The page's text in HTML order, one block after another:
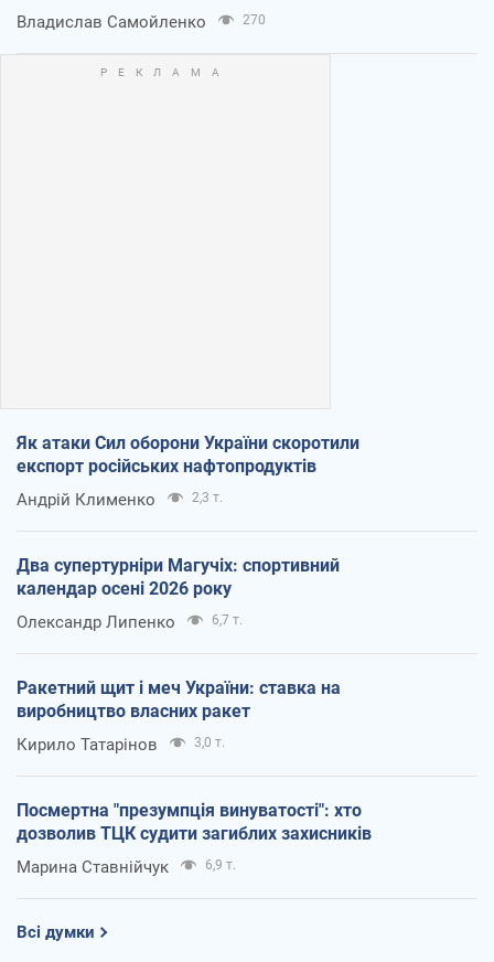
Владислав Самойленко 270
Як атаки Сил оборони України скоротили
експорт російських нафтопродуктів
Андрій Клименко 2,3 т.
Два супертурніри Магучіх: спортивний
календар осені 2026 року
Олександр Липенко 6,7 т.
Ракетний щит і меч України: ставка на
виробництво власних ракет
Кирило Татарінов 3,0 т.
Посмертна "презумпція винуватості": хто
дозволив ТЦК судити загиблих захисників
Марина Ставнійчук 6,9 т.
Всі думки